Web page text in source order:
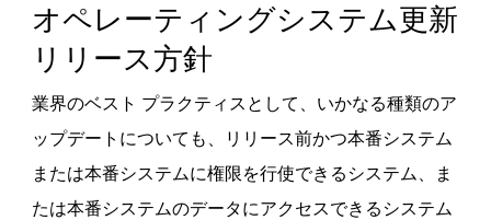
オペレーティングシステム更新
リリース方針
業界のベスト プラクティスとして、いかなる種類のア
ップデートについても、リリース前かつ本番システム
または本番システムに権限を行使できるシステム、ま
たは本番システムのデータにアクセスできるシステム